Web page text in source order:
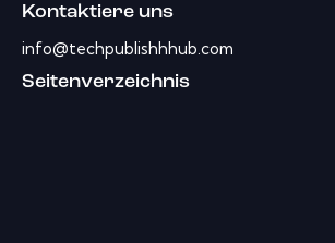
Kontaktiere uns
info@techpublishhhub.com
Seitenverzeichnis